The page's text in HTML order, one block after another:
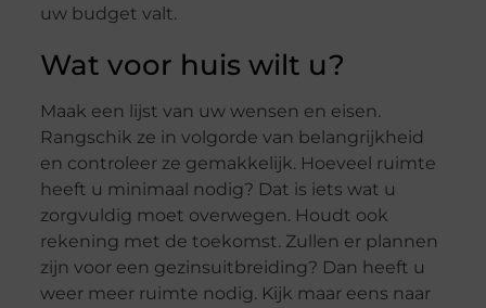
uw budget valt.
Wat voor huis wilt u?
Maak een lijst van uw wensen en eisen.
Rangschik ze in volgorde van belangrijkheid
en controleer ze gemakkelijk. Hoeveel ruimte
heeft u minimaal nodig? Dat is iets wat u
zorgvuldig moet overwegen. Houdt ook
rekening met de toekomst. Zullen er plannen
zijn voor een gezinsuitbreiding? Dan heeft u
weer meer ruimte nodig. Kijk maar eens naar